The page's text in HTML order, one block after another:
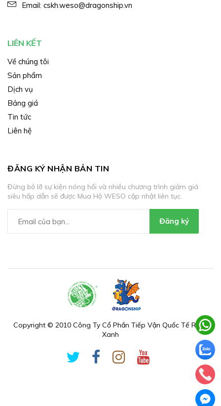
Email: cskh.weso@dragonship.vn
LIÊN KẾT
Về chúng tôi
Sản phẩm
Dịch vụ
Bảng giá
Tin tức
Liên hệ
ĐĂNG KÝ NHẬN BẢN TIN
Đừng bỏ lỡ sự kiện nóng hổi và nhiều chương trình giảm giá
siêu hấp dẫn sẽ được Mua Hộ WESO cập nhật liên tục.
Đăng ký
Copyright © 2010 Công Ty Cổ Phần Tiếp Vận Quốc Tế Rồng
Xanh